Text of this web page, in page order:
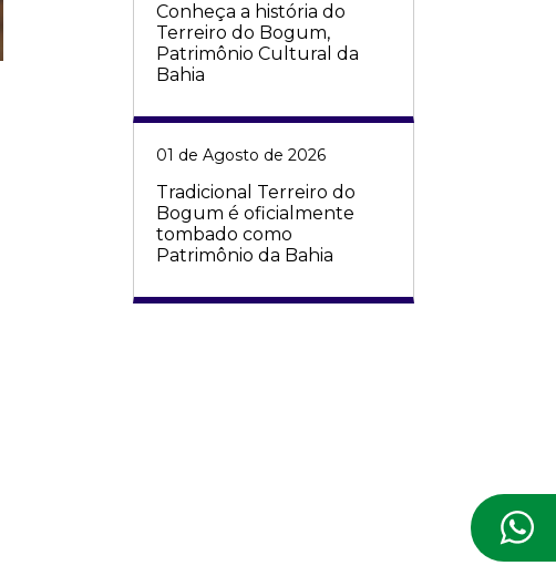
Conheça a história do
Terreiro do Bogum,
Patrimônio Cultural da
Bahia
01 de Agosto de 2026
Tradicional Terreiro do
Bogum é oficialmente
tombado como
Patrimônio da Bahia